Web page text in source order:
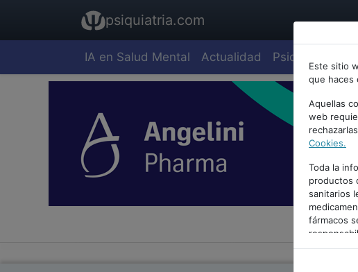
psiquiatria.com
IA en Salud Mental Actualidad Psiquiatría
Este sitio
que haces
Aquellas
web
Cookies.
Toda la
productos
sanitarios
fármacos
adecuado